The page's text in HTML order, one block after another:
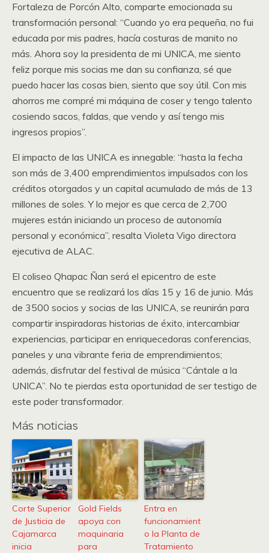
Fortaleza de Porcón Alto, comparte emocionada su
transformación personal: “Cuando yo era pequeña, no fui
educada por mis padres, hacía costuras de manito no
más. Ahora soy la presidenta de mi UNICA, me siento
feliz porque mis socias me dan su confianza, sé que
puedo hacer las cosas bien, siento que soy útil. Con mis
ahorros me compré mi máquina de coser y tengo talento
cosiendo sacos, faldas, que vendo y así tengo mis
ingresos propios”.
El impacto de las UNICA es innegable: “hasta la fecha
son más de 3,400 emprendimientos impulsados con los
créditos otorgados y un capital acumulado de más de 13
millones de soles. Y lo mejor es que cerca de 2,700
mujeres están iniciando un proceso de autonomía
personal y económica”, resalta Violeta Vigo directora
ejecutiva de ALAC.
El coliseo Qhapac Ñan será el epicentro de este
encuentro que se realizará los días 15 y 16 de junio. Más
de 3500 socios y socias de las UNICA, se reunirán para
compartir inspiradoras historias de éxito, intercambiar
experiencias, participar en enriquecedoras conferencias,
paneles y una vibrante feria de emprendimientos;
además, disfrutar del festival de música “Cántale a la
UNICA”. No te pierdas esta oportunidad de ser testigo de
este poder transformador.
Más noticias
Corte Superior
de Justicia de
Cajamarca
inicia
Gold Fields
apoya con
maquinaria
para
Entra en
funcionamient
o la Planta de
Tratamiento